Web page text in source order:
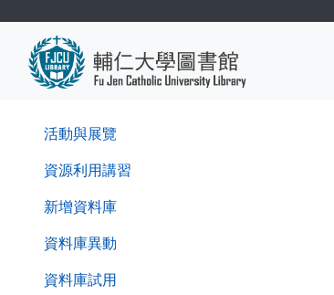
活動與展覽
資源利用講習
新增資料庫
資料庫異動
資料庫試用